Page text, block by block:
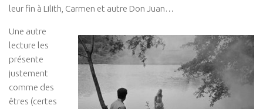
PARTENAIRES
BOUTIQUE
CONTACT
leur fin à Lilith, Carmen et autre Don Juan…
Une autre
lecture les
présente
justement
comme des
êtres (certes